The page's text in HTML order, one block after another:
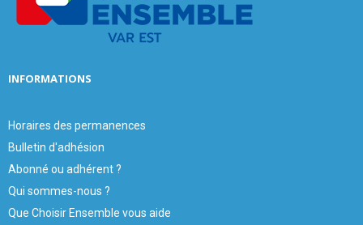
INFORMATIONS
Horaires des permanences
Bulletin d'adhésion
Abonné ou adhérent ?
Qui sommes-nous ?
Que Choisir Ensemble vous aide